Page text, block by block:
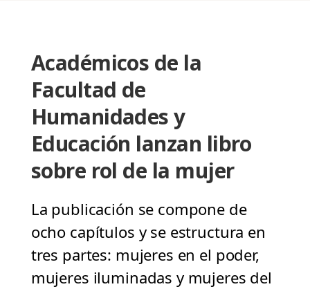
Académicos de la
Facultad de
Humanidades y
Educación lanzan libro
sobre rol de la mujer
La publicación se compone de
ocho capítulos y se estructura en
tres partes: mujeres en el poder,
mujeres iluminadas y mujeres del